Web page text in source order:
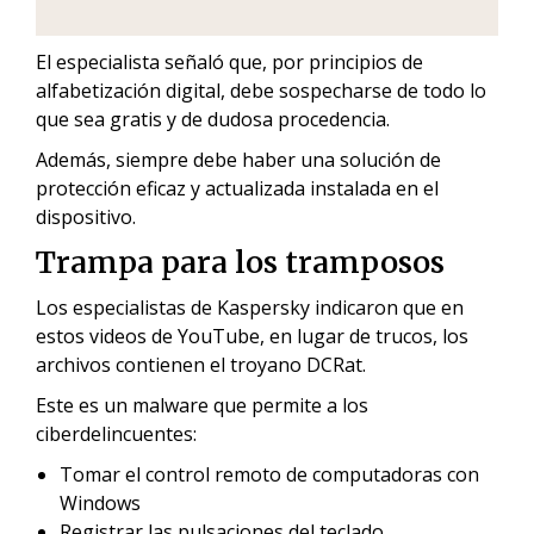
El especialista señaló que, por principios de
alfabetización digital, debe sospecharse de todo lo
que sea gratis y de dudosa procedencia.
Además, siempre debe haber una solución de
protección eficaz y actualizada instalada en el
dispositivo.
Trampa para los tramposos
Los especialistas de Kaspersky indicaron que en
estos videos de YouTube, en lugar de trucos, los
archivos contienen el troyano DCRat.
Este es un malware que permite a los
ciberdelincuentes:
Tomar el control remoto de computadoras con
Windows